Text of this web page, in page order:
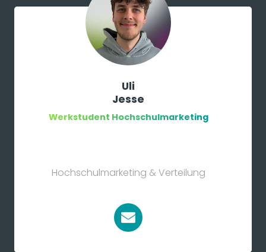
Uli
Jesse
Werkstudent Hochschulmarketing
Hochschulmarketing & Verteilung